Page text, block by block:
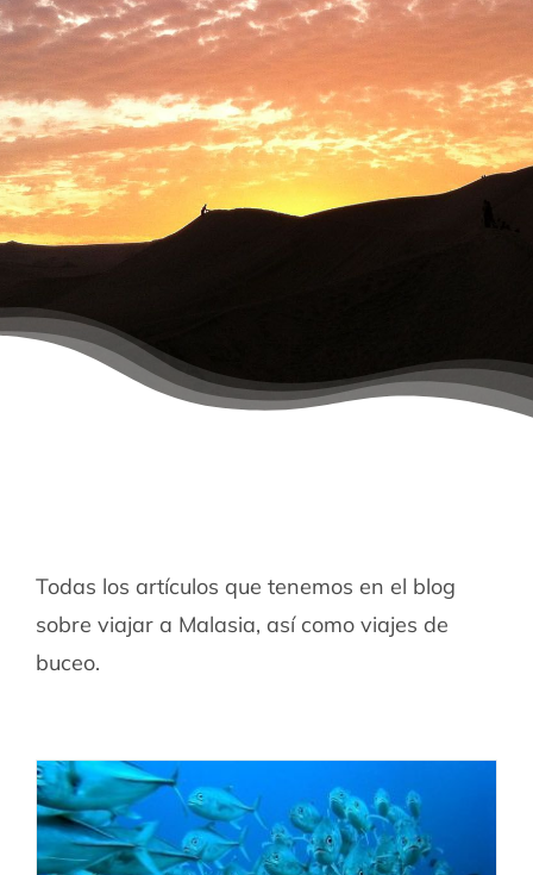
PLANIFICA TU VIAJE
Todas los artículos que tenemos en el blog
sobre viajar a Malasia, así como viajes de
buceo.